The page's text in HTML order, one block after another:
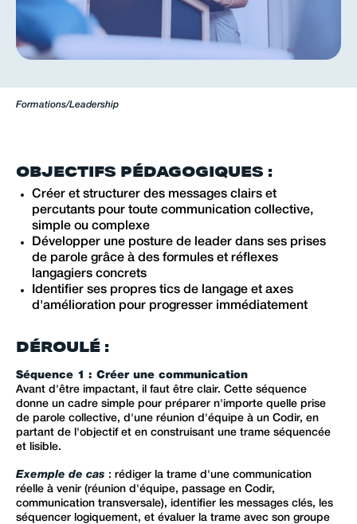
Formations/Leadership
OBJECTIFS PÉDAGOGIQUES :
Créer et structurer des messages clairs et
percutants pour toute communication collective,
simple ou complexe
Développer une posture de leader dans ses prises
de parole grâce à des formules et réflexes
langagiers concrets
Identifier ses propres tics de langage et axes
d'amélioration pour progresser immédiatement
DÉROULÉ :
Séquence 1 : Créer une communication
Avant d'être impactant, il faut être clair. Cette séquence
donne un cadre simple pour préparer n'importe quelle prise
de parole collective, d'une réunion d'équipe à un Codir, en
partant de l'objectif et en construisant une trame séquencée
et lisible.
Exemple de cas : rédiger la trame d'une communication
réelle à venir (réunion d'équipe, passage en Codir,
communication transversale), identifier les messages clés, les
séquencer logiquement, et évaluer la trame avec son groupe